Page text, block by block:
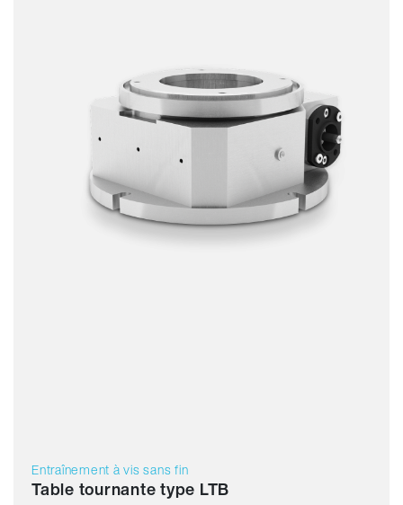
Entraînement à vis sans fin
Table tournante type LTB